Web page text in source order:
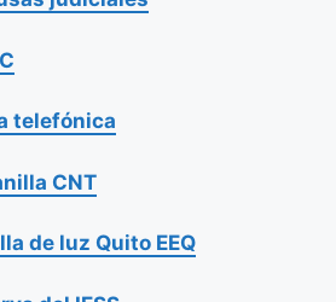
telefónica
CNT
de luz Quito EEQ